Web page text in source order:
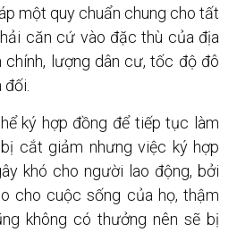
một quy chuẩn chung cho tất
căn cứ vào đặc thù của địa
chính, lượng dân cư, tốc độ đô
đối.
ký hợp đồng để tiếp tục làm
cắt giảm nhưng việc ký hợp
khó cho người lao động, bởi
cho cuộc sống của họ, thậm
không có thưởng nên sẽ bị